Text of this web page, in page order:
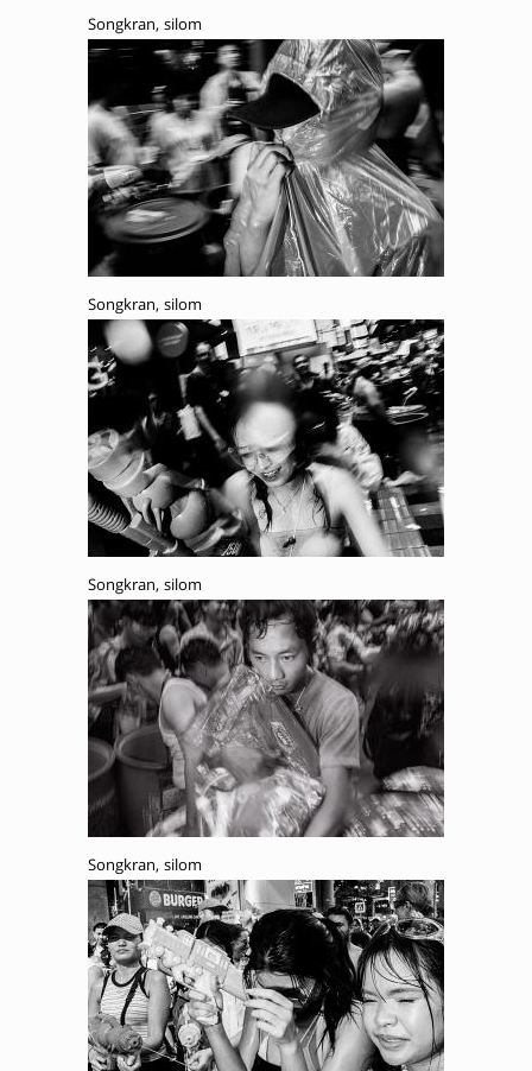
Songkran, silom
Songkran, silom
Songkran, silom
Songkran, silom